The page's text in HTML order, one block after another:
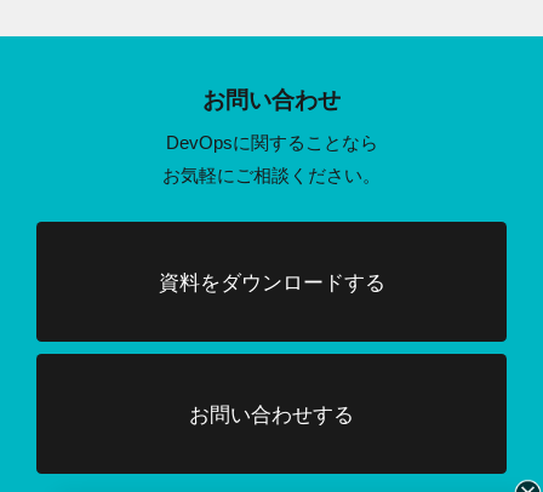
お問い合わせ
DevOpsに関することなら
お気軽にご相談ください。
資料をダウンロードする
お問い合わせする